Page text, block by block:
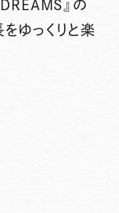
』の
ゆっくりと楽